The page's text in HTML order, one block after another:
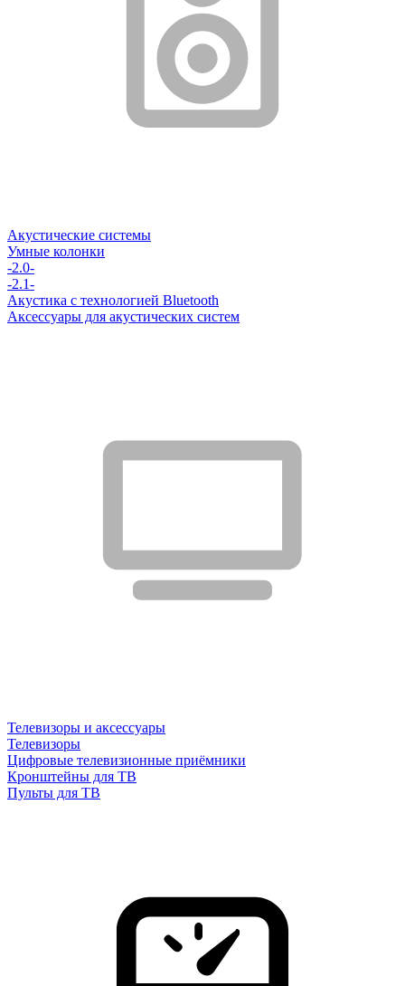
Акустические системы
Умные колонки
-2.0-
-2.1-
Акустика с технологией Bluetooth
Аксессуары для акустических систем
Телевизоры и аксессуары
Телевизоры
Цифровые телевизионные приёмники
Кронштейны для ТВ
Пульты для ТВ